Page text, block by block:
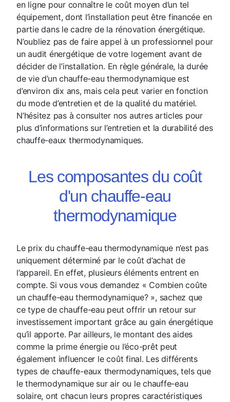
en ligne pour connaître le coût moyen d’un tel
équipement, dont l’installation peut être financée en
partie dans le cadre de la rénovation énergétique.
N’oubliez pas de faire appel à un professionnel pour
un audit énergétique de votre logement avant de
décider de l’installation. En règle générale, la durée
de vie d’un chauffe-eau thermodynamique est
d’environ dix ans, mais cela peut varier en fonction
du mode d’entretien et de la qualité du matériel.
N’hésitez pas à consulter nos autres articles pour
plus d’informations sur l’entretien et la durabilité des
chauffe-eaux thermodynamiques.
Les composantes du coût
d'un chauffe-eau
thermodynamique
Le prix du chauffe-eau thermodynamique n’est pas
uniquement déterminé par le coût d’achat de
l’appareil. En effet, plusieurs éléments entrent en
compte. Si vous vous demandez « Combien coûte
un chauffe-eau thermodynamique? », sachez que
ce type de chauffe-eau peut offrir un retour sur
investissement important grâce au gain énergétique
qu’il apporte. Par ailleurs, le montant des aides
comme la prime énergie ou l’éco-prêt peut
également influencer le coût final. Les différents
types de chauffe-eaux thermodynamiques, tels que
le thermodynamique sur air ou le chauffe-eau
solaire, ont chacun leurs propres caractéristiques